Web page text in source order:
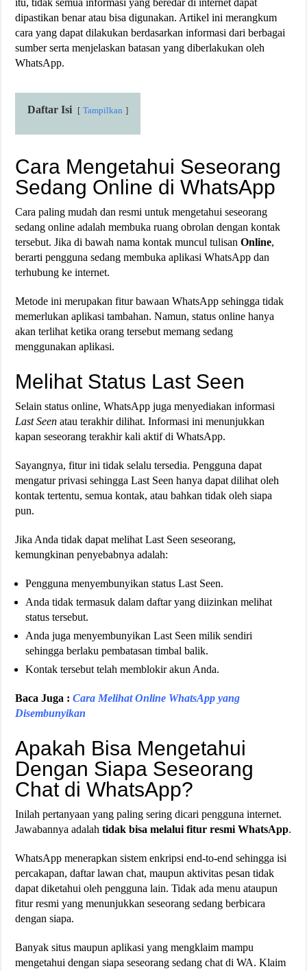
dipastikan benar atau bisa digunakan. Artikel ini merangkum
cara yang dapat dilakukan berdasarkan informasi dari berbagai
sumber serta menjelaskan batasan yang diberlakukan oleh
WhatsApp.
Daftar Isi Tampilkan
Cara Mengetahui Seseorang
Sedang Online di WhatsApp
Cara paling mudah dan resmi untuk mengetahui seseorang
sedang online adalah membuka ruang obrolan dengan kontak
tersebut. Jika di bawah nama kontak muncul tulisanOnline,
berarti pengguna sedang membuka aplikasi WhatsApp dan
terhubung ke internet.
Metode ini merupakan fitur bawaan WhatsApp sehingga tidak
memerlukan aplikasi tambahan. Namun, status online hanya
akan terlihat ketika orang tersebut memang sedang
menggunakan aplikasi.
Melihat Status Last Seen
Selain status online, WhatsApp juga menyediakan informasi
Last Seen atau terakhir dilihat. Informasi ini menunjukkan
kapan seseorang terakhir kali aktif di WhatsApp.
Sayangnya, fitur ini tidak selalu tersedia. Pengguna dapat
mengatur privasi sehingga Last Seen hanya dapat dilihat oleh
kontak tertentu, semua kontak, atau bahkan tidak oleh siapa
pun.
Jika Anda tidak dapat melihat Last Seen seseorang,
kemungkinan penyebabnya adalah:
Pengguna menyembunyikan status Last Seen.
Anda tidak termasuk dalam daftar yang diizinkan melihat
status tersebut.
Anda juga menyembunyikan Last Seen milik sendiri
sehingga berlaku pembatasan timbal balik.
Kontak tersebut telah memblokir akun Anda.
Baca Juga :Cara Melihat Online WhatsApp yang
Disembunyikan
Apakah Bisa Mengetahui
Dengan Siapa Seseorang
Chat di WhatsApp?
Inilah pertanyaan yang paling sering dicari pengguna internet.
Jawabannya adalahtidak bisa melalui fitur resmi WhatsApp.
WhatsApp menerapkan sistem enkripsi end-to-end sehingga isi
percakapan, daftar lawan chat, maupun aktivitas pesan tidak
dapat diketahui oleh pengguna lain. Tidak ada menu ataupun
fitur resmi yang menunjukkan seseorang sedang berbicara
dengan siapa.
Banyak situs maupun aplikasi yang mengklaim mampu
mengetahui dengan siapa seseorang sedang chat di WA. Klaim